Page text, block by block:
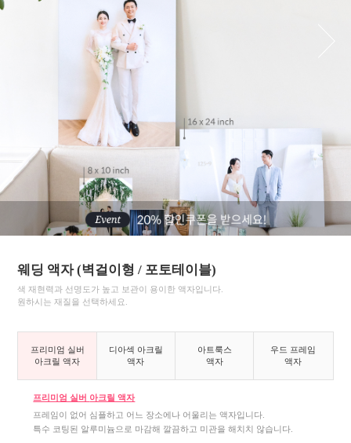
웨딩 액자 (벽걸이형 / 포토테이블)
색 재현력과 선명도가 높고 보관이 용이한 액자입니다.
원하시는 재질을 선택하세요.
프리미엄 실버
아크릴 액자
디아섹 아크릴
액자
아트룩스
액자
우드 프레임
액자
프리미엄 실버 아크릴 액자
프레임이 없어 심플하고 어느 장소에나 어울리는 액자입니다.
특수 코팅된 알루미늄으로 마감해 깔끔하고 미관을 해치치 않습니다.